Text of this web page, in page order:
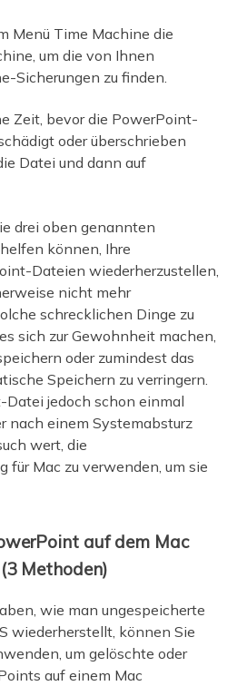
Menü Time Machine die
um die von Ihnen
Sicherungen zu finden.
Zeit, bevor die PowerPoint-
oder überschrieben
Datei und dann auf
drei oben genannten
können, Ihre
Dateien wiederherzustellen,
nicht mehr
schrecklichen Dinge zu
sich zur Gewohnheit machen,
oder zumindest das
Speichern zu verringern.
jedoch schon einmal
nach einem Systemabsturz
wert, die
für Mac zu verwenden, um sie
auf dem Mac
Methoden)
wie man ungespeicherte
wiederherstellt, können Sie
um gelöschte oder
auf einem Mac